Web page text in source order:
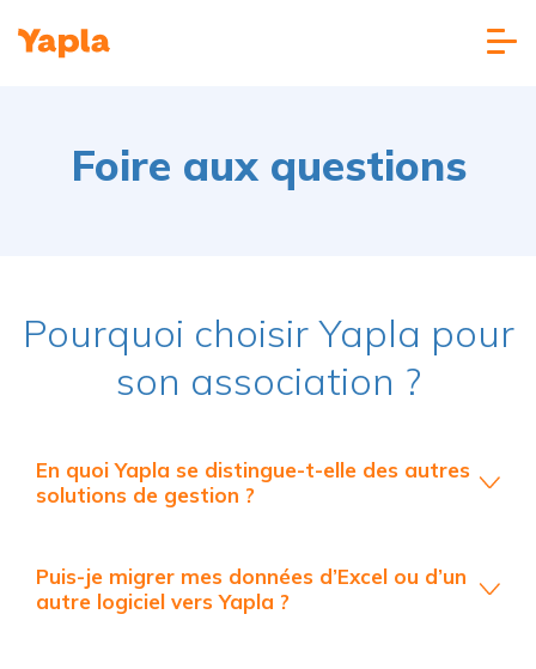
Foire aux questions
Pourquoi choisir Yapla pour
son association ?
En quoi Yapla se distingue-t-elle des autres
solutions de gestion ?
Puis-je migrer mes données d’Excel ou d’un
autre logiciel vers Yapla ?